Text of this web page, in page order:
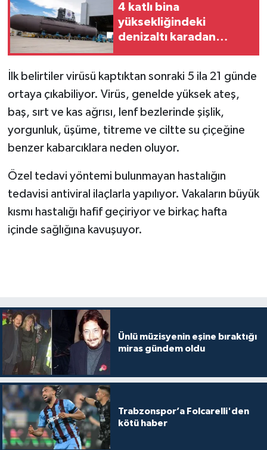
4 katlı bina
yüksekliğindeki
denizaltı karadan
İlk belirtiler virüsü kaptıktan sonraki 5 ila 21 günde
ortaya çıkabiliyor. Virüs, genelde yüksek ateş,
baş, sırt ve kas ağrısı, lenf bezlerinde şişlik,
yorgunluk, üşüme, titreme ve ciltte su çiçeğine
benzer kabarcıklara neden oluyor.
Özel tedavi yöntemi bulunmayan hastalığın
tedavisi antiviral ilaçlarla yapılıyor. Vakaların büyük
kısmı hastalığı hafif geçiriyor ve birkaç hafta
içinde sağlığına kavuşuyor.
Ünlü müzisyenin eşine bıraktığı
miras gündem oldu
Trabzonspor’a Folcarelli'den
kötü haber